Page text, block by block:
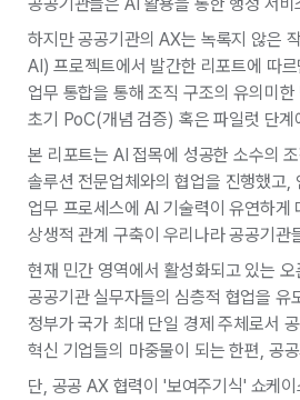
하지만 공공기관의 AX는 녹록지 않
AI) 프로젝트에서 발간한 리포트에 따
업무 통합을 통해 조직 구조의 유의미
초기 PoC(개념 검증) 혹은 파일럿 단
본 리포트는 AI 접목에 성공한 소수의
솔루션 전문업체와의 협업을 진행했고
업무 프로세스에 AI 기술력이 유연하게
상생적 관계 구축이 우리나라 공공기
현재 민간 영역에서 활성화되고 있는
공공기관 실무자들의 심층적 협업을 유
정부가 국가 최대 단일 경제 주체로서
혁신 기업들의 마중물이 되는 한편, 공
단, 공공 AX 협력이 '보여주기식' 쇼케